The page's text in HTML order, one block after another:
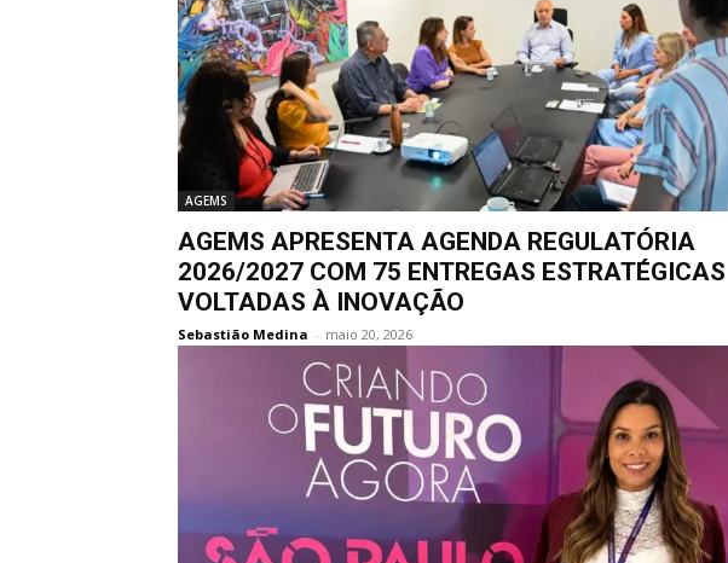
AGEMS
AGEMS APRESENTA AGENDA REGULATÓRIA
2026/2027 COM 75 ENTREGAS ESTRATÉGICAS
VOLTADAS À INOVAÇÃO
Sebastião Medina - maio 20, 2026